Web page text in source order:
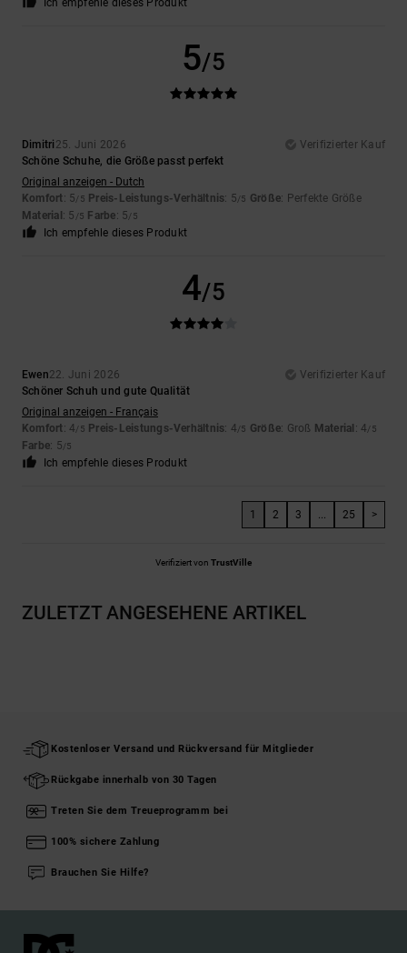
Ich empfehle dieses Produkt
5/5
Dimitri 25. Juni 2026
Verifizierter Kauf
Schöne Schuhe, die Größe passt perfekt
Original anzeigen - Dutch
Komfort: 5/5 Preis-Leistungs-Verhältnis: 5/5 Größe: Perfekte Größe
Material : 5 /5 Farbe: 5/5
Ich empfehle dieses Produkt
4/5
Ewen22. Juni 2026
Verifizierter Kauf
Schöner Schuh und gute Qualität
Original anzeigen - Français
Komfort: 4/5 Preis-Leistungs-Verhältnis: 4/5 Größe: Groß Material : 4/5
Farbe: 5/5
Ich empfehle dieses Produkt
1 2 3 ... 25 >
Verifiziert von TrustVille
ZULETZT ANGESEHENE ARTIKEL
Kostenloser Versand und Rückversand für Mitglieder
Rückgabe innerhalb von 30 Tagen
Treten Sie dem Treueprogramm bei
100% sichere Zahlung
Brauchen Sie Hilfe?